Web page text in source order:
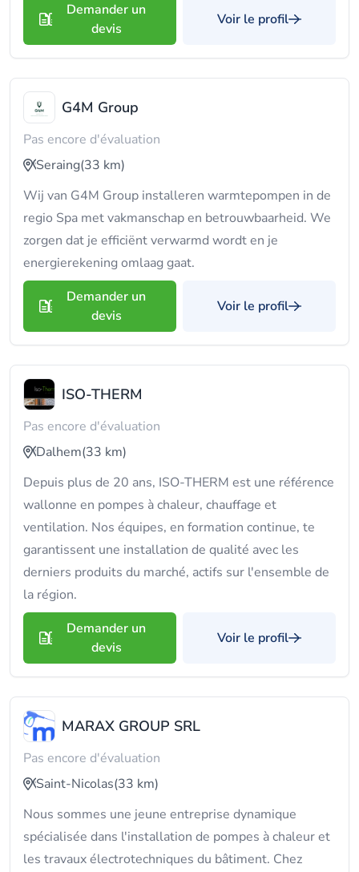
Demander un
devis
Voir le profil
G4M Group
Pas encore d'évaluation
Seraing(33 km)
Wij van G4M Group installeren warmtepompen in de
regio Spa met vakmanschap en betrouwbaarheid. We
zorgen dat je efficiënt verwarmd wordt en je
energierekening omlaag gaat.
Demander un
devis
Voir le profil
ISO-THERM
Pas encore d'évaluation
Dalhem(33 km)
Depuis plus de 20 ans, ISO-THERM est une référence
wallonne en pompes à chaleur, chauffage et
ventilation. Nos équipes, en formation continue, te
garantissent une installation de qualité avec les
derniers produits du marché, actifs sur l'ensemble de
la région.
Demander un
devis
Voir le profil
MARAX GROUP SRL
Pas encore d'évaluation
Saint-Nicolas(33 km)
Nous sommes une jeune entreprise dynamique
spécialisée dans l'installation de pompes à chaleur et
les travaux électrotechniques du bâtiment. Chez